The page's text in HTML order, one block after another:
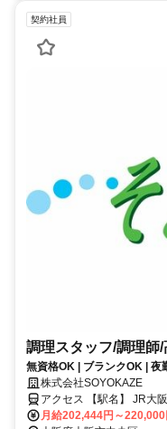
契約社員
調理スタッフ/調理師
無資格OK | ブランクOK | 夜
向け介護施設/調理スタッフ/
約27万円の支給実績！》
株式会社SOYOKAZE
アクセス 【駅名】 JR大
中央線森ノ宮駅より徒歩5
月給202,444円～220,000